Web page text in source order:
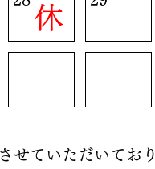
休
せていただいており